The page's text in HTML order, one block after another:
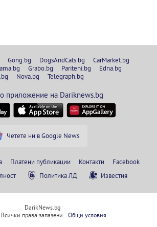
Gong.bg DogsAndCats.bg
CarMarket.bg
Grabo.bg Pariteni.bg
Edna.bg
Nova.bg Telegraph.bg
приложение на Dariknews.bg
Четете ни в Google News
Платени публикации Контакти
Facebook
Политика ЛД Известия
DarikNews.bg
права запазени.
Общи условия